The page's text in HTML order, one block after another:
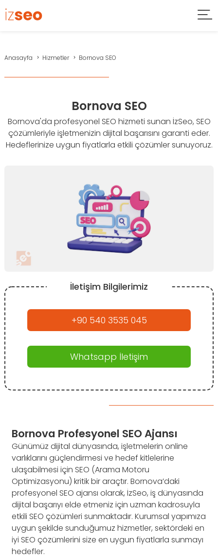
Anasayfa Hizmetler Bornova SEO
Bornova SEO
Bornova'da profesyonel SEO hizmeti sunan İzSeo, SEO
çözümleriyle işletmenizin dijital başarısını garanti eder.
Hedeflerinize uygun fiyatlarla etkili çözümler sunuyoruz.
İletişim Bilgilerimiz
+90 540 3535 045
Whatsapp İletişim
Bornova Profesyonel SEO Ajansı
Günümüz dijital dünyasında, işletmelerin online
varlıklarını güçlendirmesi ve hedef kitlelerine
ulaşabilmesi için SEO (Arama Motoru
Optimizasyonu) kritik bir araçtır. Bornova’daki
profesyonel SEO ajansı olarak, İzSeo, iş dünyasında
dijital başarıyı elde etmeniz için uzman kadrosuyla
etkili SEO çözümleri sunmaktadır. Kurumsal yapımıza
uygun şekilde sunduğumuz hizmetler, sektördeki en
iyi SEO çözümlerini size en uygun fiyatlarla sunmayı
hedefler.